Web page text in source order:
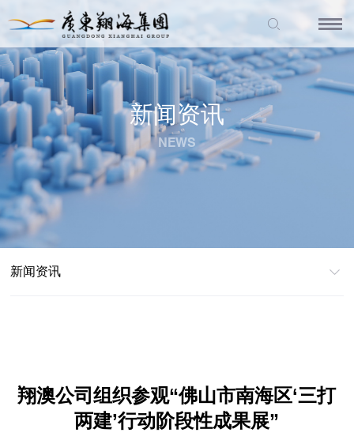
新闻资讯
NEWS
新闻资讯
翔澳公司组织参观“佛山市南海区‘三打
两建’行动阶段性成果展”